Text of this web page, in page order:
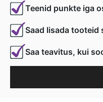
Teenid punkte iga
Saad lisada tooteid
Saa teavitus, kui